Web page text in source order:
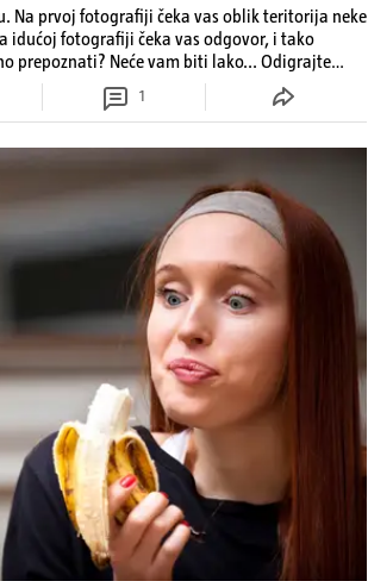
Na prvoj fotografiji čeka vas oblik teritorija neke
idućoj fotografiji čeka vas odgovor, i tako
prepoznati? Neće vam biti lako... Odigrajte
trenutaka 'pobjegnite' od toplinskog vala...
1